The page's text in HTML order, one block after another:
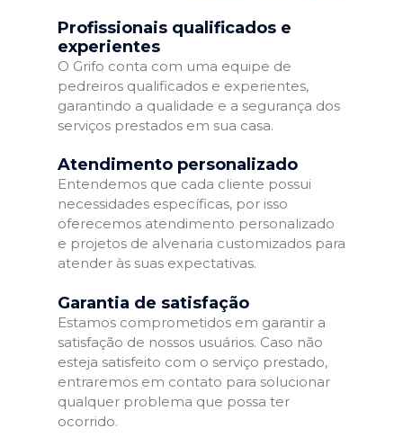
Profissionais qualificados e
experientes
O Grifo conta com uma equipe de
pedreiros qualificados e experientes,
garantindo a qualidade e a segurança dos
serviços prestados em sua casa.
Atendimento personalizado
Entendemos que cada cliente possui
necessidades específicas, por isso
oferecemos atendimento personalizado
e projetos de alvenaria customizados para
atender às suas expectativas.
Garantia de satisfação
Estamos comprometidos em garantir a
satisfação de nossos usuários. Caso não
esteja satisfeito com o serviço prestado,
entraremos em contato para solucionar
qualquer problema que possa ter
ocorrido.